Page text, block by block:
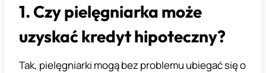
1. Czy pielęgniarka może
uzyskać kredyt hipoteczny?
Tak, pielęgniarki mogą bez problemu ubiegać się o